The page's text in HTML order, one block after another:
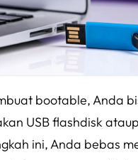
bootable, Anda
USB flashdisk
ini, Anda bebas